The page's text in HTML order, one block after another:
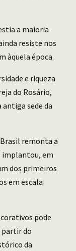
a maioria
resiste nos
àquela época.
e riqueza
do Rosário,
sede da
remonta a
implantou, em
dos primeiros
em escala
pode
partir do
da